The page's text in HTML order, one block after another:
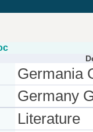
Germania
Germany
Literature